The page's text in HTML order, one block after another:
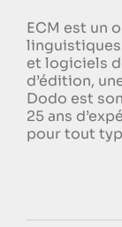
ECM est un
linguistiques
et logiciels
d’édition,
Dodo est
25 ans
pour tout